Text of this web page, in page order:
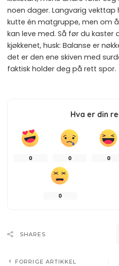
noen dager. Langvarig vekttap
kutte én matgruppe, men om
kan leve med. Så før du kaster
kjøkkenet, husk: Balanse er
det er den ene skiven med
faktisk holder deg på rett spor.
Hva er din
0 0 0
0
SHARES
FORRIGE ARTIKKEL